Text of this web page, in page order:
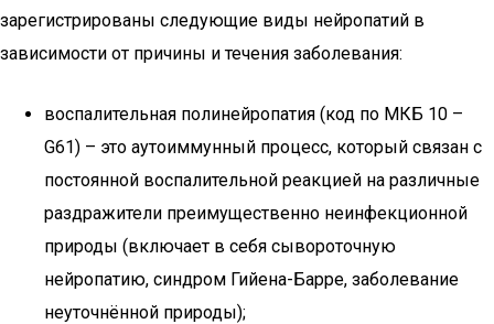
зарегистрированы следующие виды нейропатий в
зависимости от причины и течения заболевания:
воспалительная полинейропатия (код по МКБ 10 –
G61) – это аутоиммунный процесс, который связан с
постоянной воспалительной реакцией на различные
раздражители преимущественно неинфекционной
природы (включает в себя сывороточную
нейропатию, синдром Гийена-Барре, заболевание
неуточнённой природы);